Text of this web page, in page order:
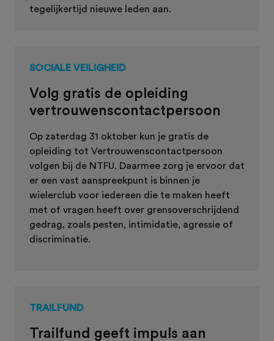
tegelijkertijd nieuwe leden aan.
SOCIALE VEILIGHEID
Volg gratis de opleiding
vertrouwenscontactpersoon
Op zaterdag 31 oktober kun je gratis de
opleiding tot Vertrouwenscontactpersoon
volgen bij de NTFU. Daarmee zorg je ervoor dat
er een vast aanspreekpunt is binnen je
wielerclub voor iedereen die te maken heeft
met of vragen heeft over grensoverschrijdend
gedrag, zoals pesten, intimidatie, agressie of
discriminatie.
TRAILFUND
Trailfund geeft impuls aan